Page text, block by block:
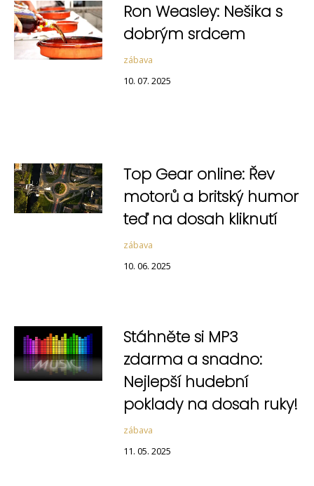
Ron Weasley: Nešika s
dobrým srdcem
zábava
10. 07. 2025
Top Gear online: Řev
motorů a britský humor
teď na dosah kliknutí
zábava
10. 06. 2025
Stáhněte si MP3
zdarma a snadno:
Nejlepší hudební
poklady na dosah ruky!
zábava
11. 05. 2025